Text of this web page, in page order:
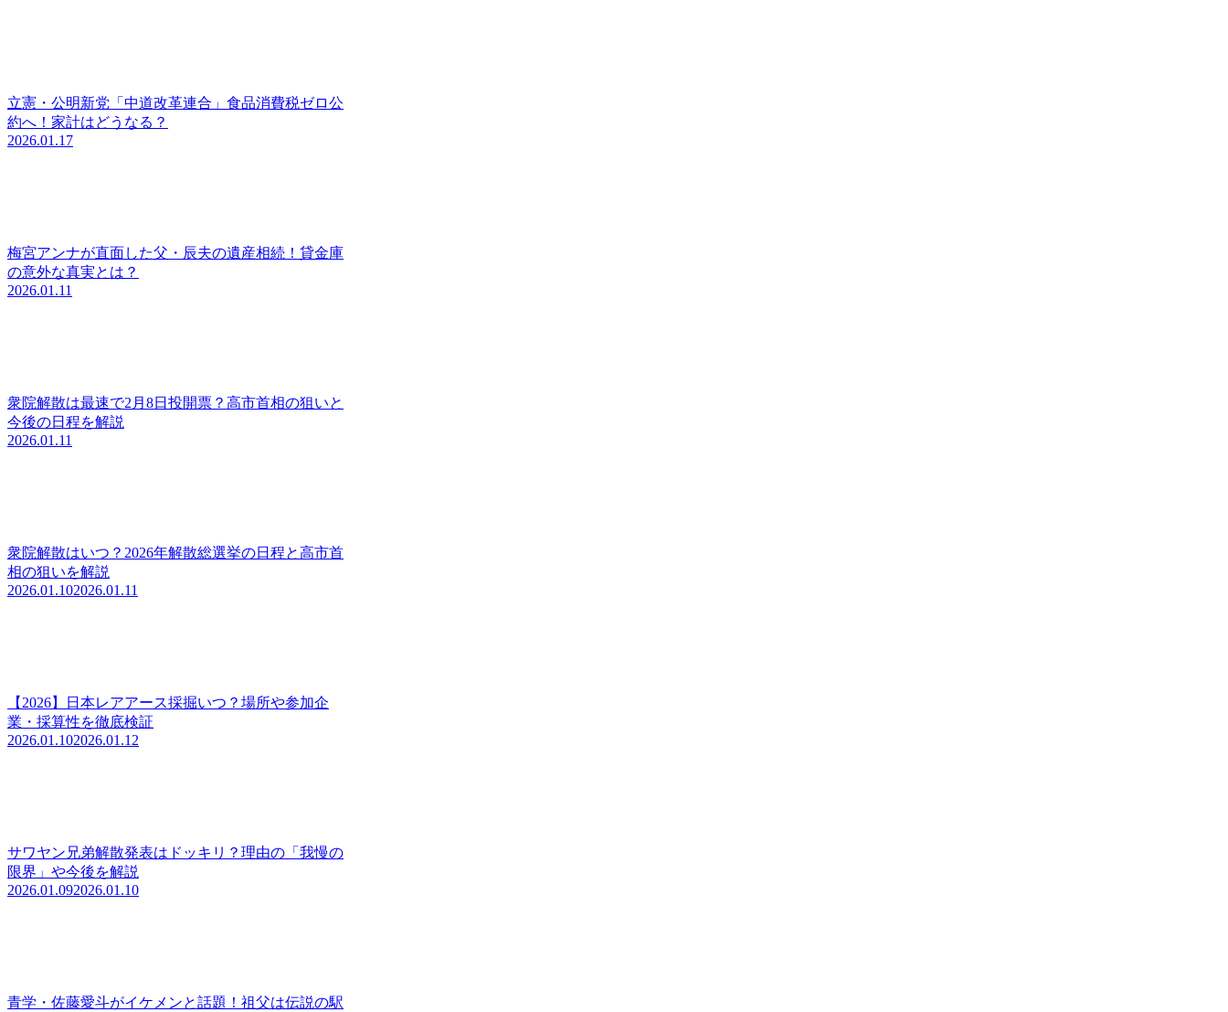
立憲・公明新党「中道改革連合」食品消費税ゼロ公
約へ！家計はどうなる？
2026.01.17
梅宮アンナが直面した父・辰夫の遺産相続！貸金庫
の意外な真実とは？
2026.01.11
衆院解散は最速で2月8日投開票？高市首相の狙いと
今後の日程を解説
2026.01.11
衆院解散はいつ？2026年解散総選挙の日程と高市首
相の狙いを解説
2026.01.102026.01.11
【2026】日本レアアース採掘いつ？場所や参加企
業・採算性を徹底検証
2026.01.102026.01.12
サワヤン兄弟解散発表はドッキリ？理由の「我慢の
限界」や今後を解説
2026.01.092026.01.10
青学・佐藤愛斗がイケメンと話題！祖父は伝説の駅